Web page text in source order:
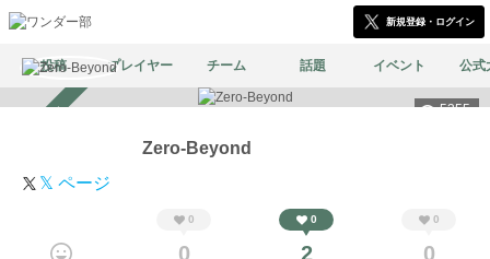
新規登録・ログイン
投稿 プレイヤー チーム 話題 イベント 公式
5355
Zero-Beyond
𝕏 ページ
0
0
0
2
0
0